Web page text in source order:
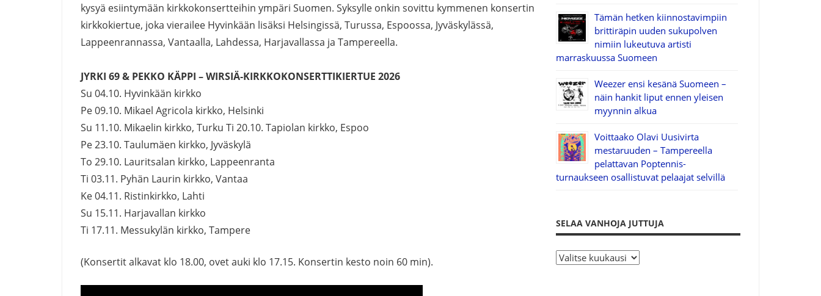
kysyä esiintymään kirkkokonsertteihin ympäri Suomen. Syksylle onkin sovittu kymmenen konsertin
kirkkokiertue, joka vierailee Hyvinkään lisäksi Helsingissä, Turussa, Espoossa, Jyväskylässä,
Lappeenrannassa, Vantaalla, Lahdessa, Harjavallassa ja Tampereella.
JYRKI 69 & PEKKO KÄPPI – WIRSIÄ-KIRKKOKONSERTTIKIERTUE 2026
Su 04.10. Hyvinkään kirkko
Pe 09.10. Mikael Agricola kirkko, Helsinki
Su 11.10. Mikaelin kirkko, Turku Ti 20.10. Tapiolan kirkko, Espoo
Pe 23.10. Taulumäen kirkko, Jyväskylä
To 29.10. Lauritsalan kirkko, Lappeenranta
Ti 03.11. Pyhän Laurin kirkko, Vantaa
Ke 04.11. Ristinkirkko, Lahti
Su 15.11. Harjavallan kirkko
Ti 17.11. Messukylän kirkko, Tampere
(Konsertit alkavat klo 18.00, ovet auki klo 17.15. Konsertin kesto noin 60 min).
Tämän hetken kiinnostavimpiin
brittiräpin uuden sukupolven
nimiin lukeutuva artisti
marraskuussa Suomeen
Weezer ensi kesänä Suomeen –
näin hankit liput ennen yleisen
myynnin alkua
Voittaako Olavi Uusivirta
mestaruuden – Tampereella
pelattavan Poptennis-
turnaukseen osallistuvat pelaajat selvillä
SELAA VANHOJA JUTTUJA
S